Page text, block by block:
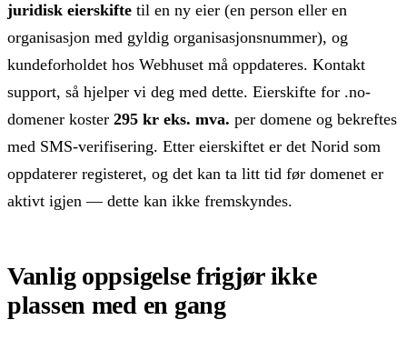
juridisk eierskifte til en ny eier (en person eller en
organisasjon med gyldig organisasjonsnummer), og
kundeforholdet hos Webhuset må oppdateres. Kontakt
support, så hjelper vi deg med dette. Eierskifte for .no-
domener koster 295 kr eks. mva. per domene og bekreftes
med SMS-verifisering. Etter eierskiftet er det Norid som
oppdaterer registeret, og det kan ta litt tid før domenet er
aktivt igjen — dette kan ikke fremskyndes.
Vanlig oppsigelse frigjør ikke
plassen med en gang